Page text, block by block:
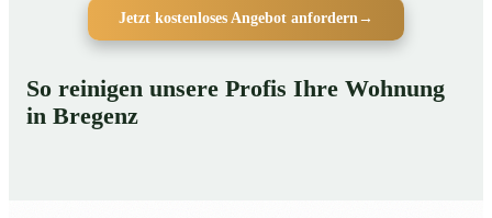
Jetzt kostenloses Angebot anfordern →
So reinigen unsere Profis Ihre Wohnung
in Bregenz